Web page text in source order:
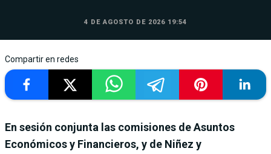
4 DE AGOSTO DE 2026 19:54
Compartir en redes
En sesión conjunta las comisiones de Asuntos
Económicos y Financieros, y de Niñez y